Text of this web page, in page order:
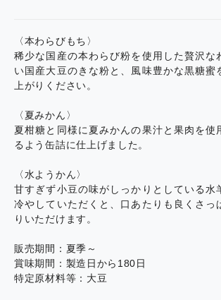
〈本わらびもち〉
稀少な国産の本わらび粉を使用した贅沢な
い国産大豆のきな粉と、風味豊かな黒糖蜜
上がりください。
〈夏みかん〉
夏柑糖と同様に夏みかんの果汁と果肉を使
るよう缶詰に仕上げました。
〈水ようかん〉
甘すぎず小豆の味がしっかりとしている水
冷やしていただくと、口あたりも良くさっ
りいただけます。
販売期間：夏季～
賞味期間：製造日から180日
特定原材料等：大豆